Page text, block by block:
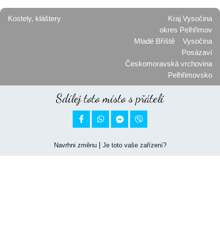
Kostely, kláštery
Kraj Vysočina
okres Pelhřimov
Mladé Bříště
Vysočina
Posázaví
Českomoravská vrchovina
Pelhřimovsko
Sdílej toto místo s přáteli
 
Navrhni změnu| Je toto vaše zařízení?